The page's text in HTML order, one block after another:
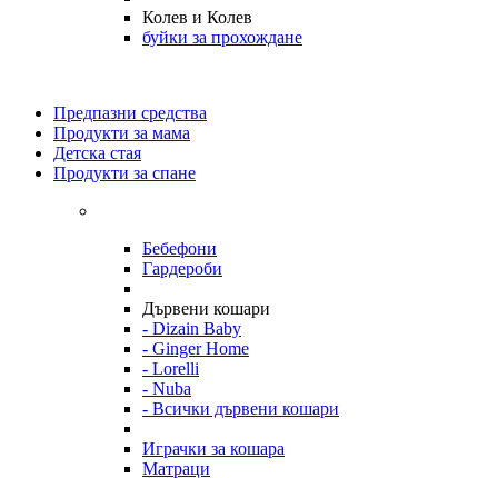
Колев и Колев
буйки за прохождане
Предпазни средства
Продукти за мама
Детска стая
Продукти за спане
Бебефони
Гардероби
Дървени кошари
- Dizain Baby
- Ginger Home
- Lorelli
- Nuba
- Всички дървени кошари
Играчки за кошара
Матраци